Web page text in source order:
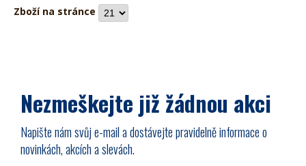
Zboží na stránce
Nezmeškejte již žádnou akci
Napište nám svůj e-mail a dostávejte pravidelně informace o
novinkách, akcích a slevách.